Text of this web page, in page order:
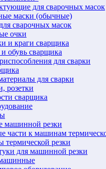
для сварочных масок
маски (обычные)
сварочных масок
очки
и краги сварщика
обувь сварщика
для сварки
для сварки
розетки
сварщика
машинной резки
части к машинам
резки
для машинной резки